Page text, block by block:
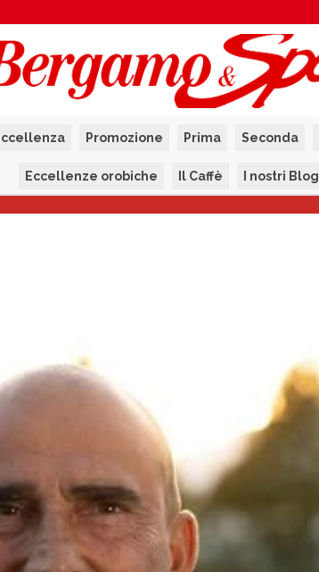
Promozione Prima Seconda
Eccellenze orobiche Il Caffè I nostri Blog